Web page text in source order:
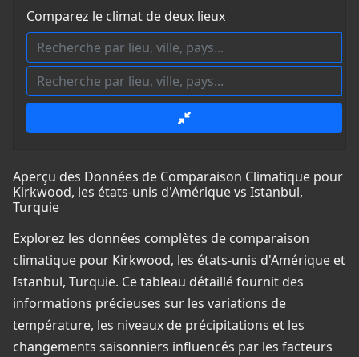
Comparez le climat de deux lieux
Aperçu des Données de Comparaison Climatique pour
Kirkwood, les états-unis d'Amérique vs Istanbul,
Turquie
Explorez les données complètes de comparaison
climatique pour Kirkwood, les états-unis d'Amérique et
Istanbul, Turquie. Ce tableau détaillé fournit des
informations précieuses sur les variations de
température, les niveaux de précipitations et les
changements saisonniers influencés par les facteurs